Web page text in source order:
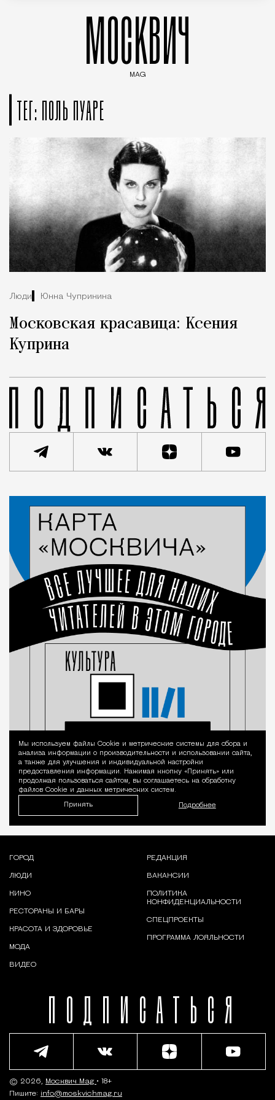
МОСКВИЧ
MAG
ТЕГ: ПОЛЬ ПУАРЕ
Люди Юнна Чупринина
Московская красавица: Ксения
Куприна
Уведомление
Мы используем файлы Сookie и метрические системы для сбора и
анализа информации о производительности и использовании сайта,
а также для улучшения и индивидуальной настройки
предоставления информации. Нажимая кнопку «Принять» или
продолжая пользоваться сайтом, вы соглашаетесь на обработку
файлов Cookie и данных метрических систем.
Принять Подробнее
ПОДПИСАТЬСЯ
ГОРОД
ЛЮДИ
КИНО
РЕСТОРАНЫ И БАРЫ
КРАСОТА И ЗДОРОВЬЕ
МОДА
ВИДЕО
РЕДАКЦИЯ
ВАКАНСИИ
ПОЛИТИКА
КОНФИДЕНЦИАЛЬНОСТИ
СПЕЦПРОЕКТЫ
ПРОГРАММА ЛОЯЛЬНОСТИ
© 2026, Москвич Mag • 18+
Пишите: info@moskvichmag.ru